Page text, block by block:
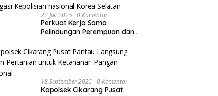
22 Juli 2025 0 Komentar
Perkuat Kerja Sama
Pelindungan Perempuan dan
Kunjungan Delegasi Kepolisian
nasional Korea Selatan
18 September 2025 0 Komentar
Kapolsek Cikarang Pusat